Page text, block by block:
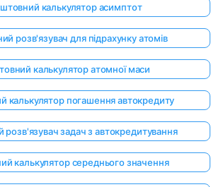
калькулятор асимптот
розв'язувач для підрахунку атомів
калькулятор атомної маси
калькулятор погашення автокредиту
задач з автокредитування
калькулятор середнього значення